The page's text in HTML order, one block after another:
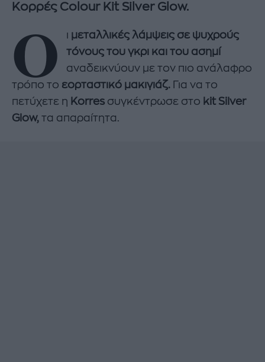
Kορρές Colour Kit Silver Glow.
Ο ι μεταλλικές λάμψεις σε ψυχρούς
τόνους του γκρι και του ασημί
αναδεικνύουν με τον πιο ανάλαφρο
τρόπο το εορταστικό μακιγιάζ. Για να το
πετύχετε η Korres συγκέντρωσε στο kit Silver
Glow, τα απαραίτητα.